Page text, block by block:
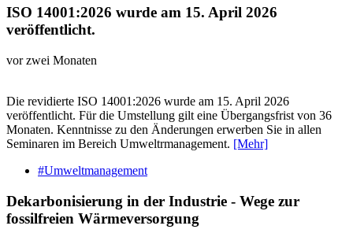
ISO 14001:2026 wurde am 15. April 2026
veröffentlicht.
vor zwei Monaten
Die revidierte ISO 14001:2026 wurde am 15. April 2026
veröffentlicht. Für die Umstellung gilt eine Übergangsfrist von 36
Monaten. Kenntnisse zu den Änderungen erwerben Sie in allen
Seminaren im Bereich Umweltrmanagement. [Mehr]
#Umweltmanagement
Dekarbonisierung in der Industrie - Wege zur
fossilfreien Wärmeversorgung